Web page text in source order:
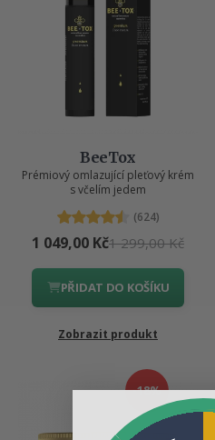
BeeTox
Prémiový omlazující pleťový krém
s včelím jedem
(624)
1 049,00 Kč1 299,00 Kč
PŘIDAT DO KOŠÍKU
Zobrazit produkt
-18%